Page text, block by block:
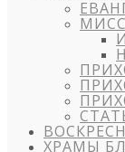
ХРАМЫ